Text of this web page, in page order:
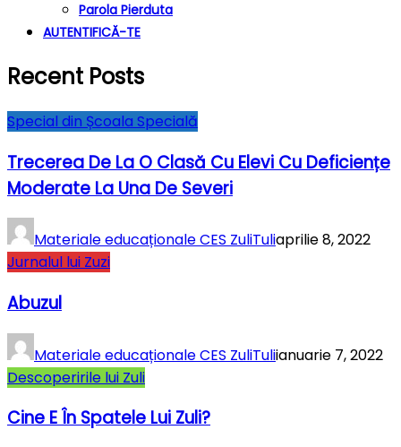
Parola Pierduta
AUTENTIFICĂ-TE
Recent Posts
Special din Școala Specială
Trecerea De La O Clasă Cu Elevi Cu Deficiențe
Moderate La Una De Severi
Materiale educaționale CES ZuliTuliaprilie 8, 2022
Jurnalul lui Zuzi
Abuzul
Materiale educaționale CES ZuliTuliianuarie 7, 2022
Descoperirile lui Zuli
Cine E În Spatele Lui Zuli?